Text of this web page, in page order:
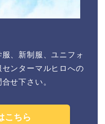
、新制服、ユニフォ
ンターマルヒロへの
せ下さい。
こちら